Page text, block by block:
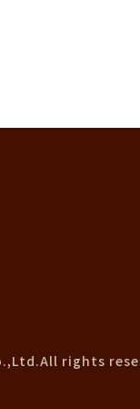
rights